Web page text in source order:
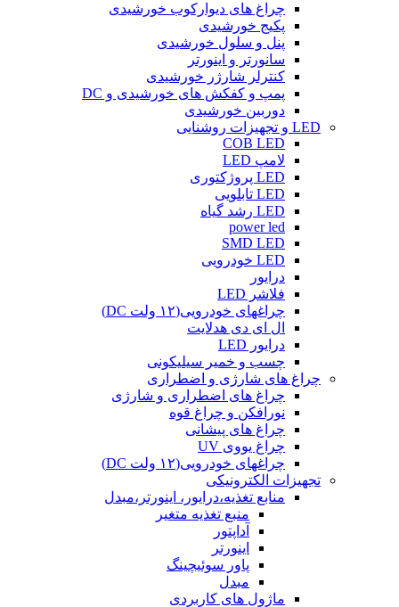
چراغ های دیوارکوب خورشیدی
پکیج خورشیدی
پنل و سلول خورشیدی
سانورتر و اینورتر
کنترلر شارژر خورشیدی
پمپ و کفکش های خورشیدی و DC
دوربین خورشیدی
LED و تجهیزات روشنایی
COB LED
لامپ LED
LED پروژکتوری
LED تابلویی
LED رشد گیاه
power led
SMD LED
LED خودرویی
درایور
فلاشر LED
چراغهای خودرویی(۱۲ ولت DC)
ال ای دی هدلایت
درایور LED
چسب و خمیر سیلیکونی
چراغ های شارژی و اضطراری
چراغ های اضطراری و شارژی
نورافکن و چراغ قوه
چراغ های پیشانی
چراغ یووی UV
چراغهای خودرویی(۱۲ ولت DC)
تجهیزات الکترونیکی
منابع تغذیه،درایور، اینورتر،مبدل
منبع تغذیه متغیر
آداپتور
اینورتر
پاور سوئیچینگ
مبدل
ماژول های کاربردی